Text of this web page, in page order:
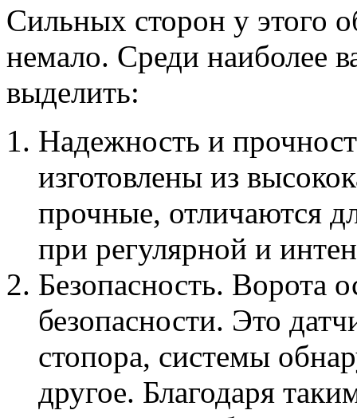
Сильных сторон у этого
немало. Среди наиболее
выделить:
Надежность и
изготовлены из
прочные, отличаются
при регулярной и
Безопасность. Ворота
безопасности. Это
стопора, системы
другое. Благодаря